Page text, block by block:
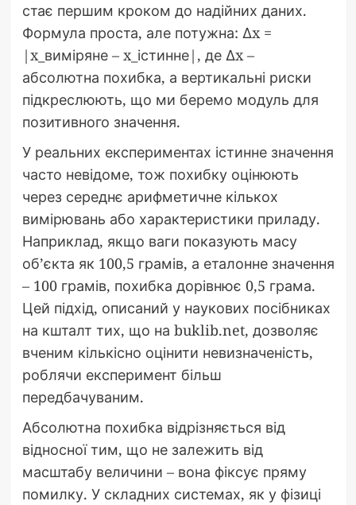
стає першим кроком до надійних даних.
Формула проста, але потужна: Δx =
|x_виміряне – x_істинне|, де Δx –
абсолютна похибка, а вертикальні риски
підкреслюють, що ми беремо модуль для
позитивного значення.
У реальних експериментах істинне значення
часто невідоме, тож похибку оцінюють
через середнє арифметичне кількох
вимірювань або характеристики приладу.
Наприклад, якщо ваги показують масу
об’єкта як 100,5 грамів, а еталонне значення
– 100 грамів, похибка дорівнює 0,5 грама.
Цей підхід, описаний у наукових посібниках
на кшталт тих, що на buklib.net, дозволяє
вченим кількісно оцінити невизначеність,
роблячи експеримент більш
передбачуваним.
Абсолютна похибка відрізняється від
відносної тим, що не залежить від
масштабу величини – вона фіксує пряму
помилку. У складних системах, як у фізиці